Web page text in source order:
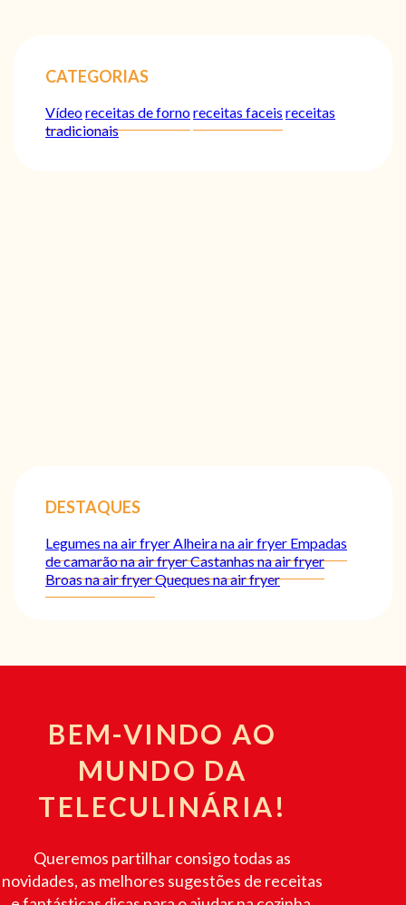
CATEGORIAS
Vídeoreceitas de fornoreceitas faceis receitas
tradicionais
DESTAQUES
Legumes na air fryerAlheira na air fryer Empadas
de camarão na air fryerCastanhas na air fryer
Broas na air fryerQueques na air fryer
BEM-VINDO AO
MUNDO DA
TELECULINÁRIA!
Queremos partilhar consigo todas as
novidades, as melhores sugestões de receitas